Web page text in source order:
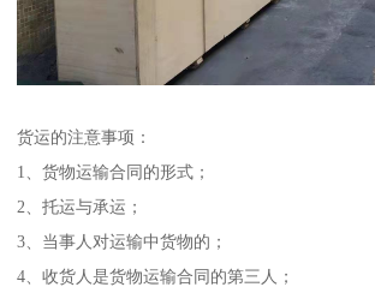
货运的注意事项：
1、货物运输合同的形式；
2、托运与承运；
3、当事人对运输中货物的；
4、收货人是货物运输合同的第三人；